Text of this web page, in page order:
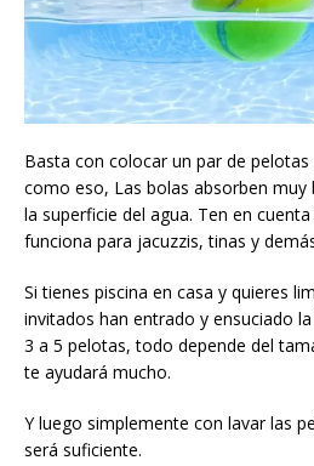
Basta con colocar un par de
como eso, Las bolas absorben muy
la superficie del agua. Ten en
funciona para jacuzzis, tinas y
Si tienes piscina en casa y quieres
invitados han entrado y ensuciado
3 a 5 pelotas, todo depende del
te ayudará mucho.
Y luego simplemente con lavar las
será suficiente.